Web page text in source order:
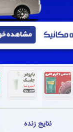
نتایج زنده